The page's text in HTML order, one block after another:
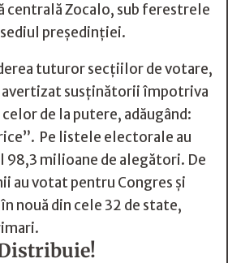
centrală Zocalo, sub ferestrele
președinției.
tuturor secțiilor de votare,
avertizat susținătorii împotriva
de la putere, adăugând:
Pe listele electorale au
milioane de alegători. De
au votat pentru Congres și
nouă din cele 32 de state,